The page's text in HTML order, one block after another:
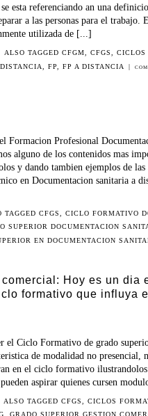
esta referenciando an una
a las personas para el trabajo.
utilizada de [...]
ALSO TAGGEDCFGM ,CFGS ,CICLOS
FP FP A DISTANCIA |
Formacion Profesional
alguno de los contenidos mas
y dando tambien ejemplos de las
en Documentacion sanitaria a
TAGGEDCFGS ,CICLO FORMATIVO
SUPERIOR DOCUMENTACION
EN DOCUMENTACION
Hoy es un dia
formativo que influya
el Ciclo Formativo de grado
de modalidad no presencial,
en el ciclo formativo
aspirar quienes cursen
ALSO TAGGED CFGS, CICLOS
GRADO SUPERIOR GESTION